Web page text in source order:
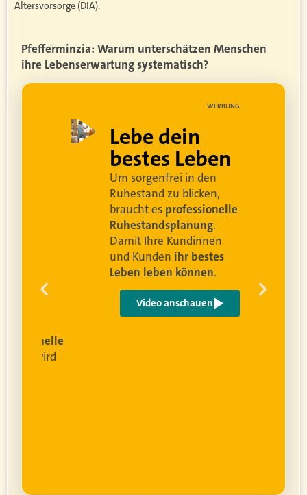
Altersvorsorge (DIA).
Pfefferminzia: Warum unterschätzen Menschen
ihre Lebenserwartung systematisch?
wird
WERBUNG
Lebe dein
bestes Leben
Um sorgenfrei in den
Ruhestand zu blicken,
braucht es professionelle
Ruhestandsplanung.
Damit Ihre Kundinnen
und Kunden ihr bestes
Leben leben können.
Video anschauen